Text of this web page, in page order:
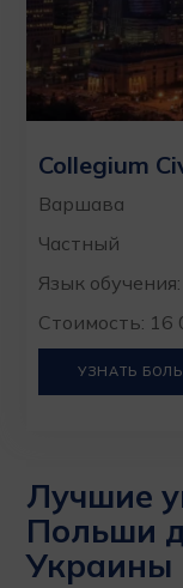
Collegium
Варшава
Частный
Язык
Стоимость: 16
УЗНАТЬ
Лучшие
Польши
Украины